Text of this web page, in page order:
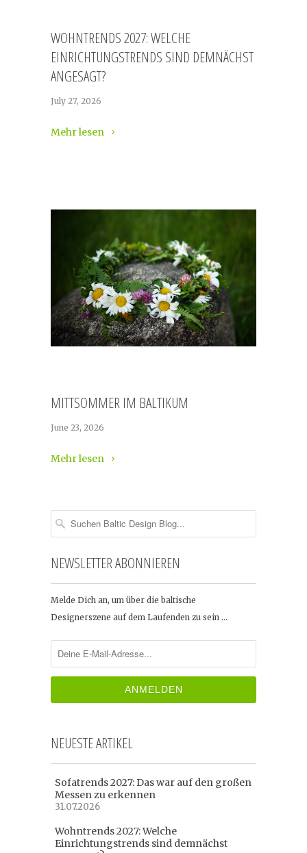
WOHNTRENDS 2027: WELCHE
EINRICHTUNGSTRENDS SIND DEMNÄCHST
ANGESAGT?
July 27, 2026
Mehr lesen
MITTSOMMER IM BALTIKUM
June 23, 2026
Mehr lesen
NEWSLETTER ABONNIEREN
Melde Dich an, um über die baltische
Designerszene auf dem Laufenden zu sein …
NEUESTE ARTIKEL
Sofatrends 2027: Das war auf den großen
Messen zu erkennen
31.07.2026
Wohntrends 2027: Welche
Einrichtungstrends sind demnächst